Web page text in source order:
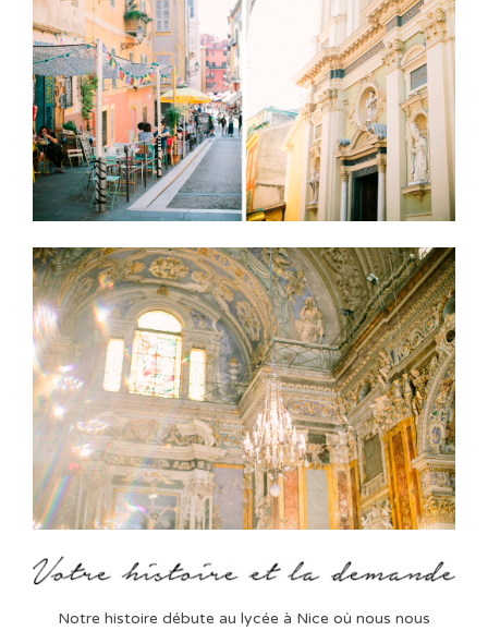
Notre histoire débute au lycée à Nice où nous nous